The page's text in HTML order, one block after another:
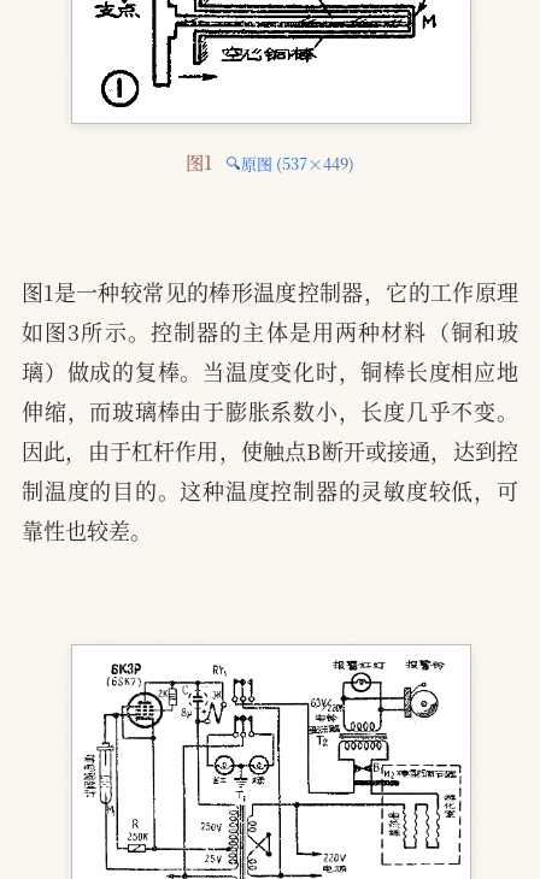
图1 🔍原图 (537×449)
图1是一种较常见的棒形温度控制器，它的工作原理
如图3所示。控制器的主体是用两种材料（铜和玻
璃）做成的复棒。当温度变化时，铜棒长度相应地
伸缩，而玻璃棒由于膨胀系数小，长度几乎不变。
因此，由于杠杆作用，使触点B断开或接通，达到控
制温度的目的。这种温度控制器的灵敏度较低，可
靠性也较差。